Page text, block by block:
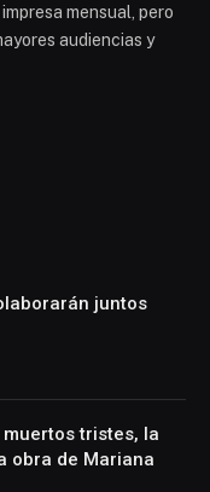
mensual, pero
audiencias y
juntos
tristes, la
obra de Mariana